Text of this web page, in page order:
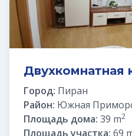
Двухкомнатная
Город: Пиран
Район: Южная
Площадь дома: 39 m2
Площадь участка: 69